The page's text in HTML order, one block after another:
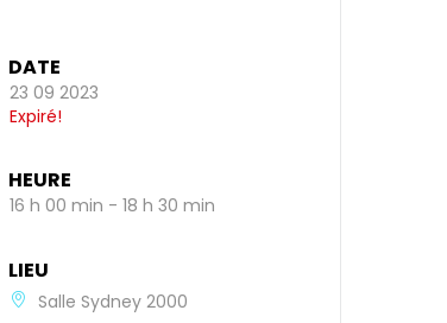
DATE
23 09 2023
Expiré!
HEURE
16 h 00 min - 18 h 30 min
LIEU
Salle Sydney 2000